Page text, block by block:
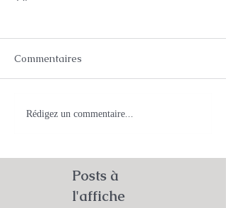
Commentaires
Rédigez un commentaire...
Posts à
l'affiche